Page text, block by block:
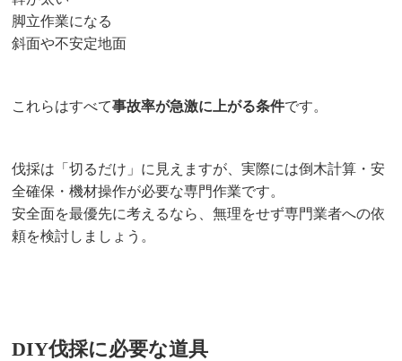
脚立作業になる
斜面や不安定地面
これらはすべて事故率が急激に上がる条件です。
伐採は「切るだけ」に見えますが、実際には倒木計算・安
全確保・機材操作が必要な専門作業です。
安全面を最優先に考えるなら、無理をせず専門業者への依
頼を検討しましょう。
DIY伐採に必要な道具